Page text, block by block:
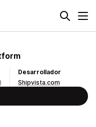
Desarrollador
Shipvista.com